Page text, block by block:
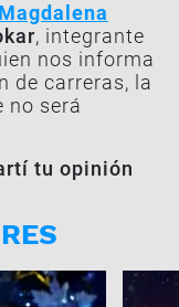
Magdalena
, integrante
nos informa
de carreras, la
no será
tu opinión